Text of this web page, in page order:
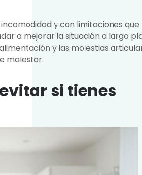
y con limitaciones que
a mejorar la situación a largo
y las molestias
malestar.
si tienes